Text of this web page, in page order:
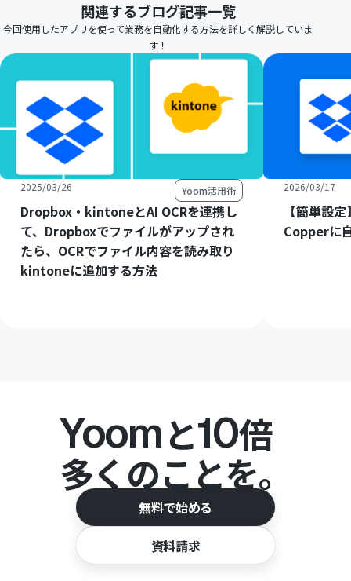
関連するブログ記事一覧
今回使用したアプリを使って業務を自動化する方法を詳しく解説していま
す！
2025/03/26 Yoom活用術
Dropbox・kintoneとAI OCRを連携し
て、Dropboxでファイルがアップされ
たら、OCRでファイル内容を読み取り
kintoneに追加する方法
2026/03/17
【簡単設
Copperに
Yoomと10倍
多くのことを。
無料で始める
資料請求